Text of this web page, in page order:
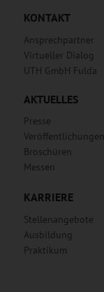
KONTAKT
Ansprechpartner
Virtueller Dialog
UTH GmbH Fulda
AKTUELLES
Presse
Veröffentlichungen
Broschüren
Messen
KARRIERE
Stellenangebote
Ausbildung
Praktikum